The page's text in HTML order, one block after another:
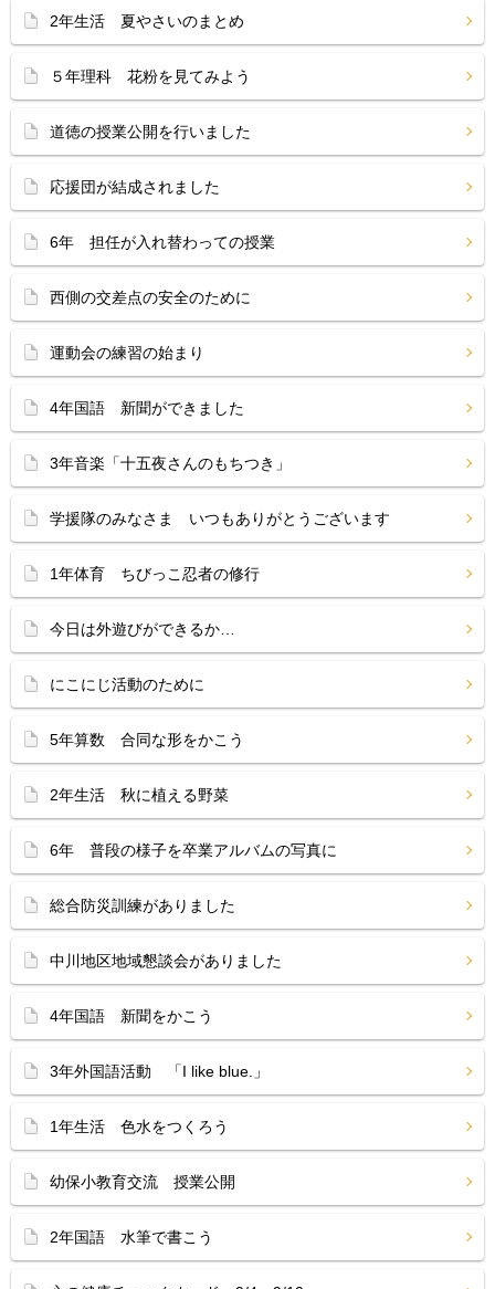
2年生活 夏やさいのまとめ
５年理科 花粉を見てみよう
道徳の授業公開を行いました
応援団が結成されました
6年 担任が入れ替わっての授業
西側の交差点の安全のために
運動会の練習の始まり
4年国語 新聞ができました
3年音楽「十五夜さんのもちつき」
学援隊のみなさま いつもありがとうございます
1年体育 ちびっこ忍者の修行
今日は外遊びができるか…
にこにじ活動のために
5年算数 合同な形をかこう
2年生活 秋に植える野菜
6年 普段の様子を卒業アルバムの写真に
総合防災訓練がありました
中川地区地域懇談会がありました
4年国語 新聞をかこう
3年外国語活動 「I like blue.」
1年生活 色水をつくろう
幼保小教育交流 授業公開
2年国語 水筆で書こう